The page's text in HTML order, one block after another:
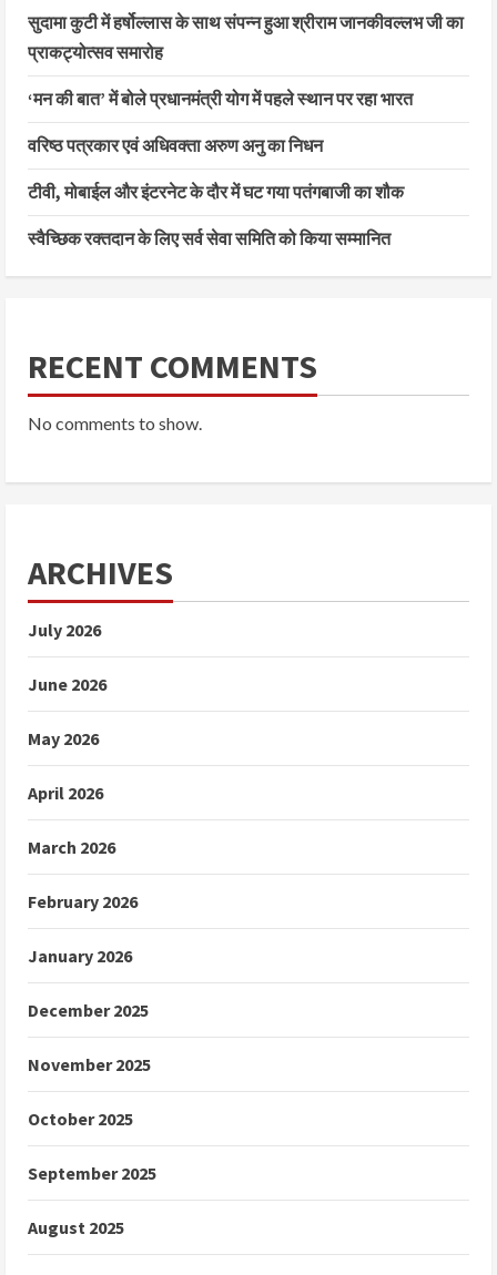
सुदामा कुटी में हर्षोल्लास के साथ संपन्न हुआ श्रीराम जानकीवल्लभ जी का
प्राकट्योत्सव समारोह
‘मन की बात’ में बोले प्रधानमंत्री योग में पहले स्थान पर रहा भारत
वरिष्ठ पत्रकार एवं अधिवक्ता अरुण अनु का निधन
टीवी, मोबाईल और इंटरनेट के दौर में घट गया पतंगबाजी का शौक
स्वैच्छिक रक्तदान के लिए सर्व सेवा समिति को किया सम्मानित
RECENT COMMENTS
No comments to show.
ARCHIVES
July 2026
June 2026
May 2026
April 2026
March 2026
February 2026
January 2026
December 2025
November 2025
October 2025
September 2025
August 2025